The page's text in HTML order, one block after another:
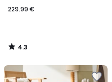
229.99 €
4.3
/